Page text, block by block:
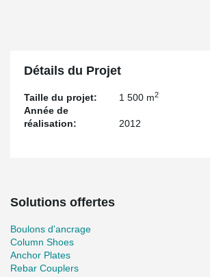
Détails du Projet
Taille du projet: 1 500 m2
Année de
réalisation:
2012
Solutions offertes
Boulons d'ancrage
Column Shoes
Anchor Plates
Rebar Couplers